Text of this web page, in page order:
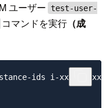
ユーザー test-user-
コマンドを実行 （成
ids i-